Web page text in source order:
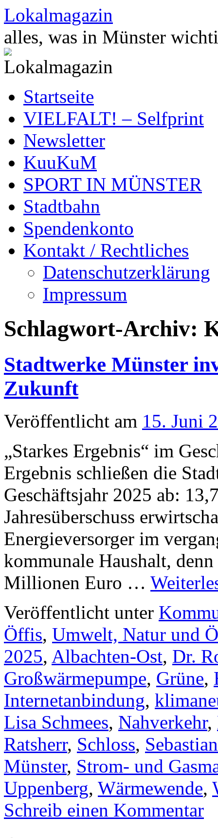
Zum
Inhalt
springen
Lokalmagazin
alles, was in Münster
Startseite
VIELFALT! – Selfprint
Newsletter
KuuKuM
SPORT IN MÜNSTER
Stadtbahn
Spendenkonto
Kontakt / Rechtliches
Datenschutzerklärung
Impressum
Schlagwort-Archiv:
Stadtwerke Münster
Zukunft
Veröffentlicht am 15. Juni
„Starkes Ergebnis“ im
Ergebnis schließen die
Geschäftsjahr 2025 ab:
Jahresüberschuss
Energieversorger im
kommunale Haushalt,
Millionen Euro …
Veröffentlicht unter
Öffis, Umwelt, Natur und
2025, Albachten-Ost, Dr.
Großwärmepumpe, Grüne,
Internetanbindung,
Lisa Schmees, Nahverkehr,
Ratsherr, Schloss,
Münster, Strom- und
Uppenberg, Wärmewende,
Schreib einen Kommentar